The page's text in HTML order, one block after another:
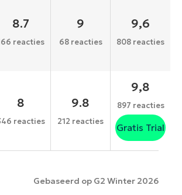
8.7
reacties
9
68 reacties
9,6
808 reacties
8
reacties
9.8
212 reacties
9,8
897 reacties
Gratis Trial
Gebaseerd op G2 Winter 2026